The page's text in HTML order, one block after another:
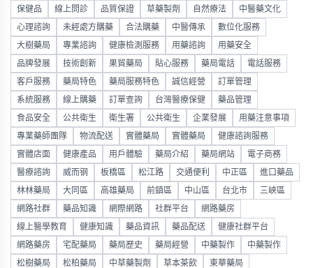
保健品 線上問診 品質保證 草藥製劑 自然療法 中醫藥文化
心理諮詢 未經處方購藥 合法購藥 中醫傳承 數位化服務
大樹藥局 專業諮詢 健康檢測服務 用藥諮詢 用藥安全
品牌發展 技術創新 果貿藥局 貼心服務 藥局電話 電話服務
客戶服務 藥局特色 藥局服務特色 誠信經營 訂單管理
系統服務 線上購藥 訂單查詢 台灣醫療保健 藥品管理
食品安全 公共衛生 衛生署 公共衛生 企業發展 用藥注意事項
專業藥師團隊 物流配送 實體藥局 實體藥局 健康諮詢服務
實體店面 健康產品 用戶體驗 藥局介紹 藥局網站 電子商務
醫療諮詢 威而钢 板橋區 松江路 交通便利 中正區 進口藥品
林林藥局 大同區 高雄藥局 前鎮區 中山區 台北市 三峽區
網路社群 藥品知識 網際網路 社群平台 網路藥房
線上醫學教育 健康知識 藥品資訊 藥品配送 健康社群平台
網路藥房 宅配藥局 藥局歷史 藥局經營 中藥製作 中藥製作
松樹藥局 松柏藥局 中草藥製劑 草本茶飲 東華藥局